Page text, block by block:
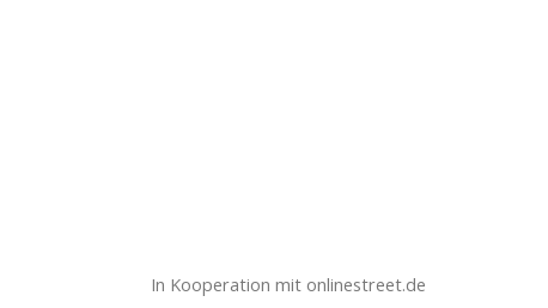
In Kooperation mit onlinestreet.de